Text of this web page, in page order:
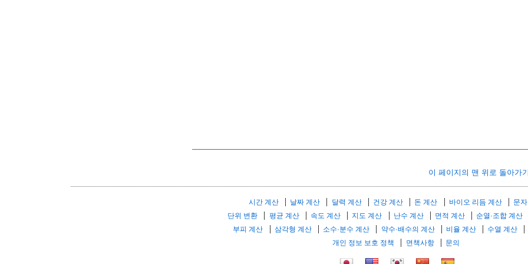
이 페이지의 맨 위로 돌아가기
시간 계산 날짜 계산 달력 계산 건강 계산 돈 계산 바이오 리듬 계산
문
단위 변환
평균 계산 속도 계산 지도 계산 난수 계산 면적 계산 순열·조합 계산
부피 계산
삼각형 계산 소수·분수 계산 약수·배수의 계산 비율 계산 수열 계산
개인 정보 보호 정책
면책사항 문의